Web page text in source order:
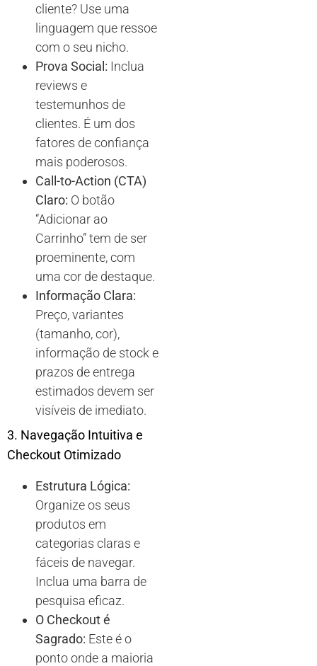
cliente? Use uma
linguagem que ressoe
com o seu nicho.
Prova Social: Inclua
reviews e
testemunhos de
clientes. É um dos
fatores de confiança
mais poderosos.
Call-to-Action (CTA)
Claro: O botão
“Adicionar ao
Carrinho” tem de ser
proeminente, com
uma cor de destaque.
Informação Clara:
Preço, variantes
(tamanho, cor),
informação de stock e
prazos de entrega
estimados devem ser
visíveis de imediato.
3. Navegação Intuitiva e
Checkout Otimizado
Estrutura Lógica:
Organize os seus
produtos em
categorias claras e
fáceis de navegar.
Inclua uma barra de
pesquisa eficaz.
O Checkout é
Sagrado: Este é o
ponto onde a maioria